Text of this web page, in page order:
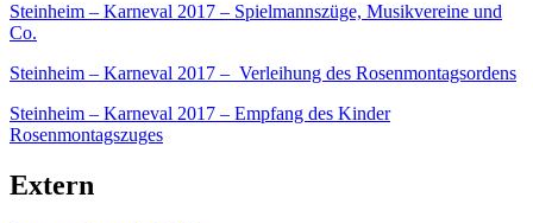
Steinheim – Karneval 2017 – Spielmannszüge, Musikvereine und
Co.
Steinheim – Karneval 2017 – Verleihung des Rosenmontagsordens
Steinheim – Karneval 2017 – Empfang des Kinder
Rosenmontagszuges
Extern